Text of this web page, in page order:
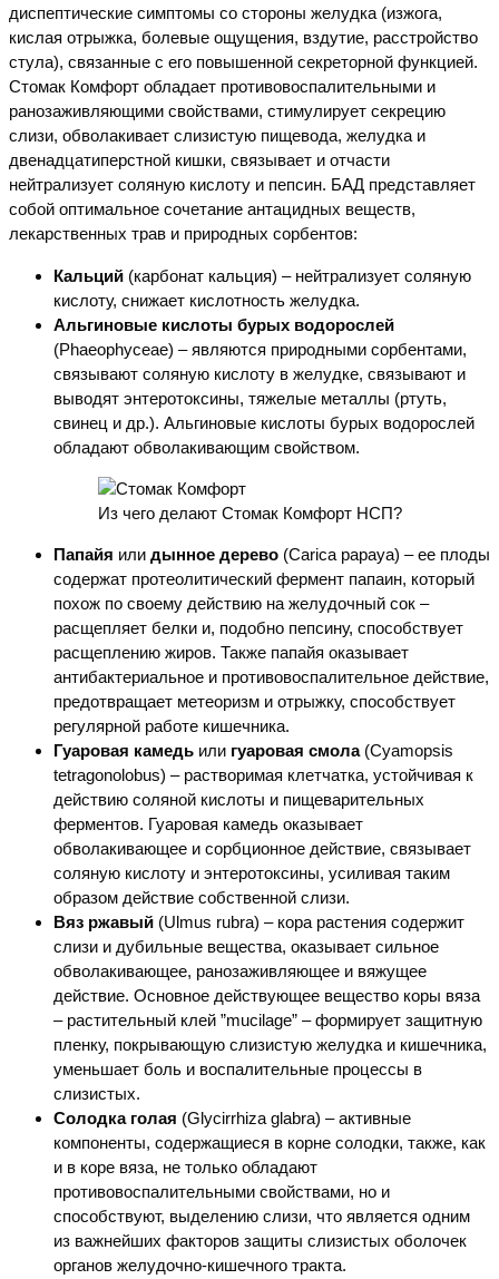
диспептические симптомы со стороны желудка (изжога,
кислая отрыжка, болевые ощущения, вздутие, расстройство
стула), связанные с его повышенной секреторной функцией.
Стомак Комфорт обладает противовоспалительными и
ранозаживляющими свойствами, стимулирует секрецию
слизи, обволакивает слизистую пищевода, желудка и
двенадцатиперстной кишки, связывает и отчасти
нейтрализует соляную кислоту и пепсин. БАД представляет
собой оптимальное сочетание антацидных веществ,
лекарственных трав и природных сорбентов:
Кальций (карбонат кальция) – нейтрализует соляную
кислоту, снижает кислотность желудка.
Альгиновые кислоты бурых водорослей
(Phaeophyceae) – являются природными сорбентами,
связывают соляную кислоту в желудке, связывают и
выводят энтеротоксины, тяжелые металлы (ртуть,
свинец и др.). Альгиновые кислоты бурых водорослей
обладают обволакивающим свойством.
Из чего делают Стомак Комфорт НСП?
Папайя или дынное дерево (Carica papaya) – ее плоды
содержат протеолитический фермент папаин, который
похож по своему действию на желудочный сок –
расщепляет белки и, подобно пепсину, способствует
расщеплению жиров. Также папайя оказывает
антибактериальное и противовоспалительное действие,
предотвращает метеоризм и отрыжку, способствует
регулярной работе кишечника.
Гуаровая камедь или гуаровая смола(Cyamopsis
tetragonolobus) – растворимая клетчатка, устойчивая к
действию соляной кислоты и пищеварительных
ферментов. Гуаровая камедь оказывает
обволакивающее и сорбционное действие, связывает
соляную кислоту и энтеротоксины, усиливая таким
образом действие собственной слизи.
Вяз ржавый (Ulmus rubra) – кора растения содержит
слизи и дубильные вещества, оказывает сильное
обволакивающее, ранозаживляющее и вяжущее
действие. Основное действующее вещество коры вяза
– растительный клей ”mucilage” – формирует защитную
пленку, покрывающую слизистую желудка и кишечника,
уменьшает боль и воспалительные процессы в
слизистых.
Солодка голая (Glycirrhiza glabra) – активные
компоненты, содержащиеся в корне солодки, также, как
и в коре вяза, не только обладают
противовоспалительными свойствами, но и
способствуют, выделению слизи, что является одним
из важнейших факторов защиты слизистых оболочек
органов желудочно-кишечного тракта.